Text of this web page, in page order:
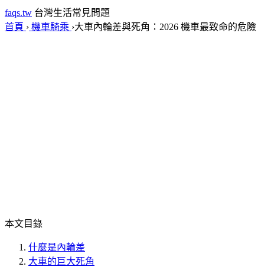
faqs.tw 台灣生活常見問題
首頁 › 機車騎乘 ›大車內輪差與死角：2026 機車最致命的危險
本文目錄
什麼是內輪差
大車的巨大死角